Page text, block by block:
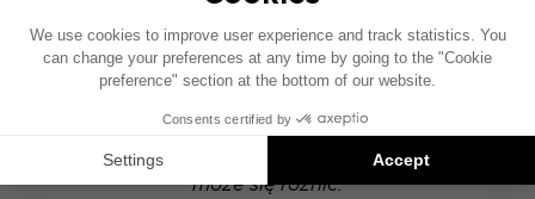
Schemat instalacji został opracowany na
podstawie pojazdu wyposażonego w fabryczny
opcjonalny system hi-fi, rozmieszczenie
elementów przedstawionych na schemacie
może się różnić.